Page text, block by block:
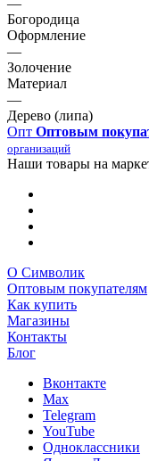
—
Богородица
Оформление
—
Золочение
Материал
—
Дерево (липа)
Опт Оптовым
организаций
Наши товары на
О Символик
Оптовым покупателям
Как купить
Магазины
Контакты
Блог
Вконтакте
Max
Telegram
YouTube
Одноклассники